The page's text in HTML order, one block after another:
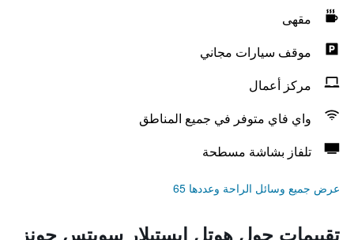
مقهى
موقف سيارات مجاني
مركز أعمال
واي فاي متوفر في جميع المناطق
تلفاز بشاشة مسطحة
عرض جميع وسائل الراحة وعددها 65
تقييمات حول هوتل إيستيلار سويتس جونز